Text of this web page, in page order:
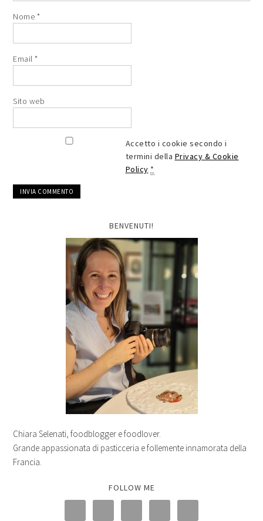
Nome *
Email*
Sito web
Accetto i cookie secondo i
termini della Privacy & Cookie
Policy *
BENVENUTI!
Chiara Selenati, foodblogger e foodlover.
Grande appassionata di pasticceria e follemente innamorata della
Francia.
FOLLOW ME